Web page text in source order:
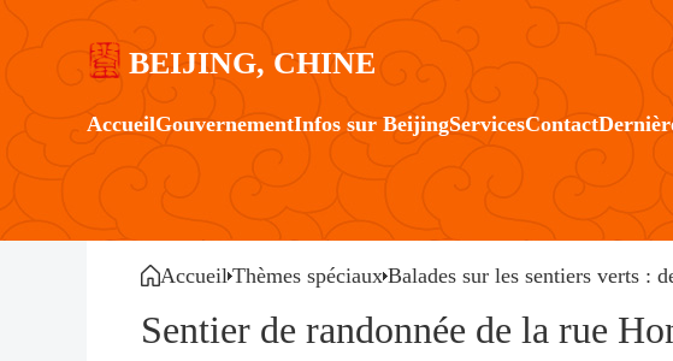
BEIJING, CHINE
AccueilGouvernementInfos sur BeijingServicesContact
Accueil Thèmes spéciaux Balades sur les sentiers verts :
Sentier de randonnée de la rue